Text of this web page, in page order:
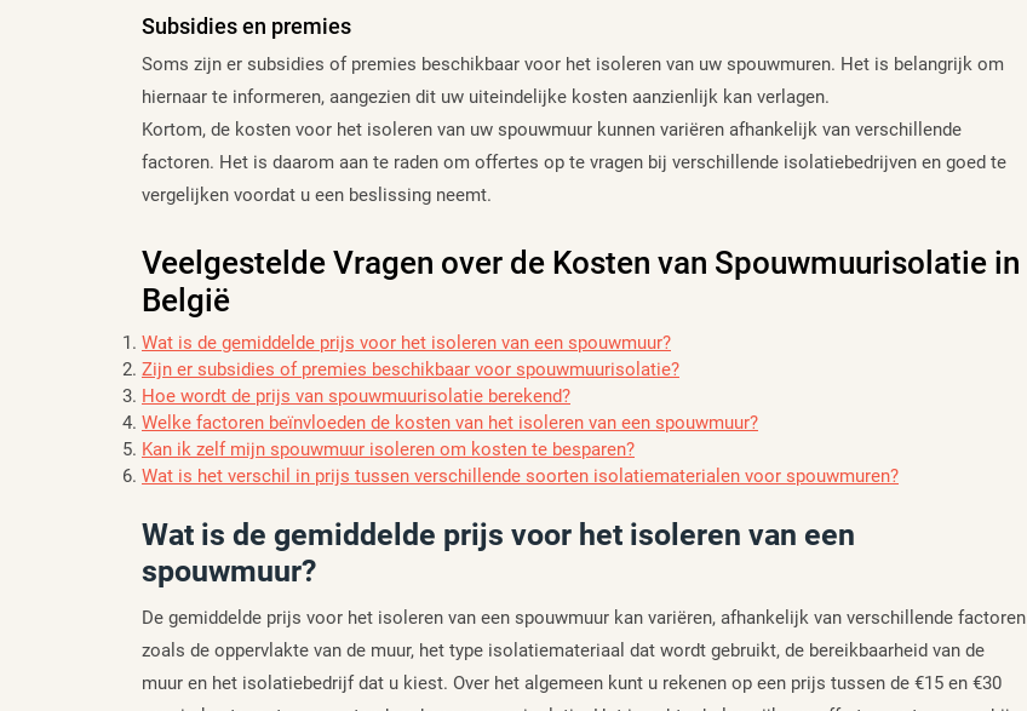
Subsidies en premies
Soms zijn er subsidies of premies beschikbaar voor het isoleren van uw spouwmuren. Het is belangrijk om
hiernaar te informeren, aangezien dit uw uiteindelijke kosten aanzienlijk kan verlagen.
Kortom, de kosten voor het isoleren van uw spouwmuur kunnen variëren afhankelijk van verschillende
factoren. Het is daarom aan te raden om offertes op te vragen bij verschillende isolatiebedrijven en goed te
vergelijken voordat u een beslissing neemt.
Veelgestelde Vragen over de Kosten van Spouwmuurisolatie in
België
Wat is de gemiddelde prijs voor het isoleren van een spouwmuur?
Zijn er subsidies of premies beschikbaar voor spouwmuurisolatie?
Hoe wordt de prijs van spouwmuurisolatie berekend?
Welke factoren beïnvloeden de kosten van het isoleren van een spouwmuur?
Kan ik zelf mijn spouwmuur isoleren om kosten te besparen?
Wat is het verschil in prijs tussen verschillende soorten isolatiematerialen voor spouwmuren?
Wat is de gemiddelde prijs voor het isoleren van een
spouwmuur?
De gemiddelde prijs voor het isoleren van een spouwmuur kan variëren, afhankelijk van verschillende factoren
zoals de oppervlakte van de muur, het type isolatiemateriaal dat wordt gebruikt, de bereikbaarheid van de
muur en het isolatiebedrijf dat u kiest. Over het algemeen kunt u rekenen op een prijs tussen de €15 en €30